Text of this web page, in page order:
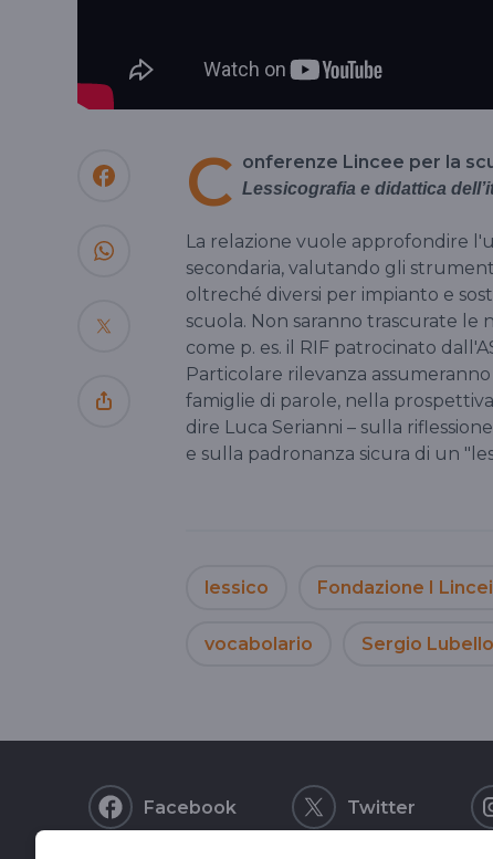
C onferenze Lincee per la
Lessicografia e didattica
La relazione vuole approfondire
secondaria, valutando gli
oltreché diversi per impianto e
scuola. Non saranno trascurate
come p. es. il RIF patrocinato
Particolare rilevanza
famiglie di parole, nella
dire Luca Serianni – sulla
e sulla padronanza sicura di un
lessico Fondazione I
vocabolario Sergio Lubello
Facebook Twitter